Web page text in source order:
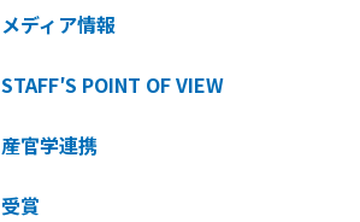
メディア情報
STAFF′S POINT OF VIEW
産官学連携
受賞